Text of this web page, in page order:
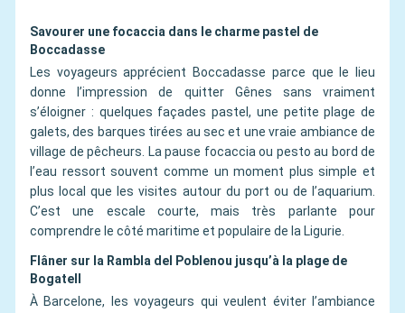
Savourer une focaccia dans le charme pastel de
Boccadasse
Les voyageurs apprécient Boccadasse parce que le lieu
donne l’impression de quitter Gênes sans vraiment
s’éloigner : quelques façades pastel, une petite plage de
galets, des barques tirées au sec et une vraie ambiance de
village de pêcheurs. La pause focaccia ou pesto au bord de
l’eau ressort souvent comme un moment plus simple et
plus local que les visites autour du port ou de l’aquarium.
C’est une escale courte, mais très parlante pour
comprendre le côté maritime et populaire de la Ligurie.
Flâner sur la Rambla del Poblenou jusqu’à la plage de
Bogatell
À Barcelone, les voyageurs qui veulent éviter l’ambiance